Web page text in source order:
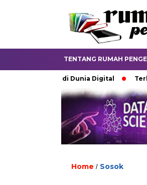
TENTANG RUMAH
di Dunia Digital Terkubur
Home / Sosok